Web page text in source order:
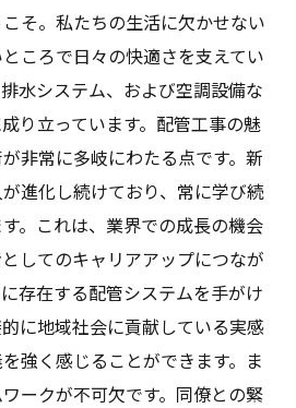
再発見: 業界でのキャリアを考
そ。私たちの生活に欠かせない
ころで日々の快適さを支えてい
水システム、および空調設備な
り立っています。配管工事の魅
非常に多岐にわたる点です。新
進化し続けており、常に学び続
。これは、業界での成長の機会
してのキャリアアップにつなが
存在する配管システムを手がけ
に地域社会に貢献している実感
強く感じることができます。ま
ークが不可欠です。同僚との緊